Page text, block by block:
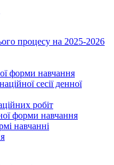
процесу на 2025-2026
форми навчання
сесії денної
робіт
форми навчання
навчанні